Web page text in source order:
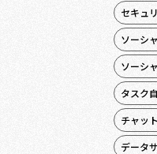
セキュ
ソーシ
ソーシ
タスク
チャッ
データ